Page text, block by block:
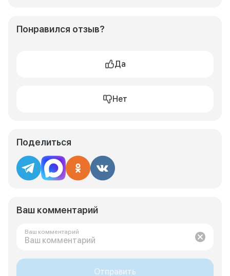
Понравился отзыв?
Да
Нет
Поделиться
Ваш комментарий
Ваш комментарий
Отправить